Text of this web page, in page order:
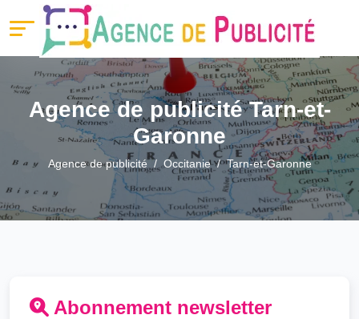
Agence de publicité Tarn-et-
Garonne
Agence de publicité Occitanie Tarn-et-Garonne
Abonnement newsletter